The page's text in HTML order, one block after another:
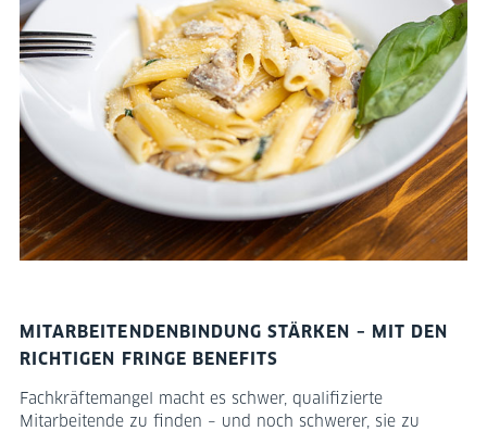
MITARBEITENDENBINDUNG STÄRKEN – MIT DEN
RICHTIGEN FRINGE BENEFITS
Fachkräftemangel macht es schwer, qualifizierte
Mitarbeitende zu finden – und noch schwerer, sie zu